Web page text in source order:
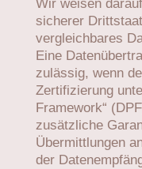
Wir weisen
sicherer
vergleichbares
Eine
zulässig, wenn
Zertifizierung
Framework“
zusätzliche
Übermittlungen
der